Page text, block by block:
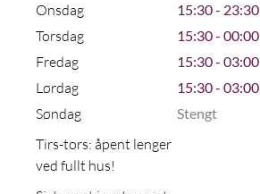
Onsdag 15:30 - 23:30
Torsdag 15:30 - 00:00
Fredag 15:30 - 03:00
Lørdag 15:30 - 03:00
Søndag Stengt
Tirs-tors: åpent lenger
ved fullt hus!